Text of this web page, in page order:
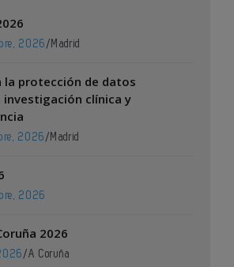
2026 / Madrid
la protección de datos
investigación clínica y
2026 / Madrid
2026
2026
/A Coruña